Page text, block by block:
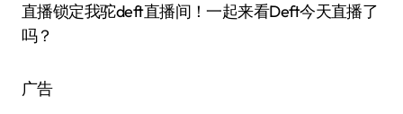
直播锁定我驼deft直播间！一起来看Deft今天直播了
吗？
广告